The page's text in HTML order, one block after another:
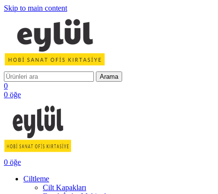
Skip to main content
Arama
0
0 öğe
0 öğe
Ciltleme
Cilt Kapakları